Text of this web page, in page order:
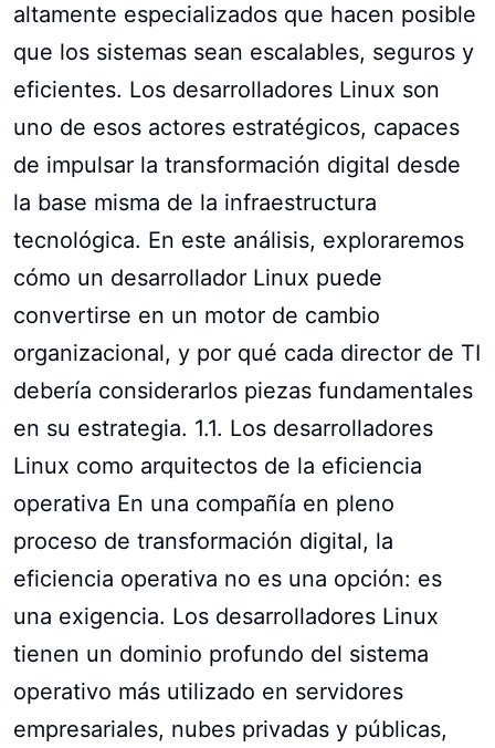
altamente especializados que hacen posible
que los sistemas sean escalables, seguros y
eficientes. Los desarrolladores Linux son
uno de esos actores estratégicos, capaces
de impulsar la transformación digital desde
la base misma de la infraestructura
tecnológica. En este análisis, exploraremos
cómo un desarrollador Linux puede
convertirse en un motor de cambio
organizacional, y por qué cada director de TI
debería considerarlos piezas fundamentales
en su estrategia. 1.1. Los desarrolladores
Linux como arquitectos de la eficiencia
operativa En una compañía en pleno
proceso de transformación digital, la
eficiencia operativa no es una opción: es
una exigencia. Los desarrolladores Linux
tienen un dominio profundo del sistema
operativo más utilizado en servidores
empresariales, nubes privadas y públicas,